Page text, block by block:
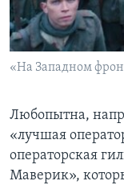
«На Западном
Любопытна,
«лучшая
операторская
Маверик»,